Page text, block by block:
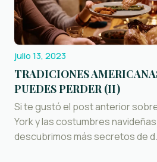
julio 13, 2023
TRADICIONES
PUEDES PERDER (II)
Si te gustó el post anterior
York y las costumbres
descubrimos más secretos de